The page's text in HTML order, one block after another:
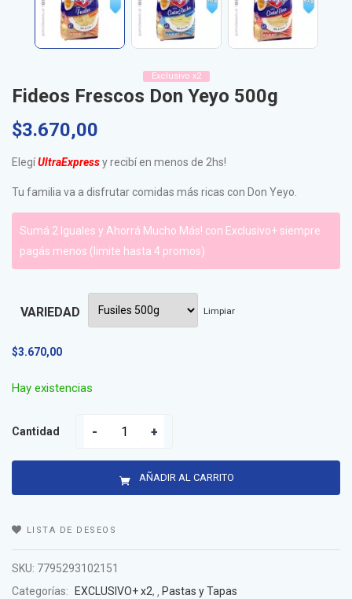
Exclusivo x2
Fideos Frescos Don Yeyo 500g
$3.670,00
ElegíUltraExpressy recibí en menos de 2hs!
Tu familia va a disfrutar comidas más ricas con Don Yeyo.
Sumá 2 Iguales y Ahorrá Mucho Más! con Exclusivo+ siempre
pagás menos (limite hasta 4 promos)
VARIEDAD Limpiar
$3.670,00
Hay existencias
Cantidad
AÑADIR AL CARRITO
LISTA DE DESEOS
SKU: 7795293102151
Categorías:
EXCLUSIVO+ x2,
Pastas y Tapas